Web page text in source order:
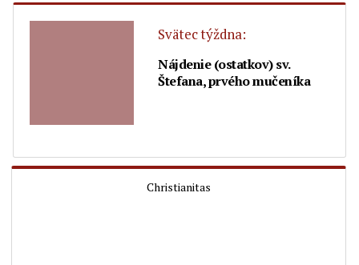
Svätec týždna:
Nájdenie (ostatkov) sv.
Štefana, prvého mučeníka
Christianitas